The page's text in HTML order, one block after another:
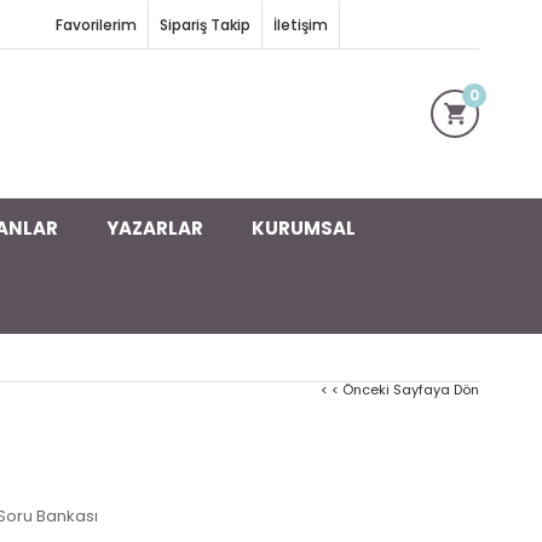
Sipariş Takip İletişim
Favorilerim
0
YAZARLAR KURUMSAL
< < Önceki Sayfaya Dön
Bankası